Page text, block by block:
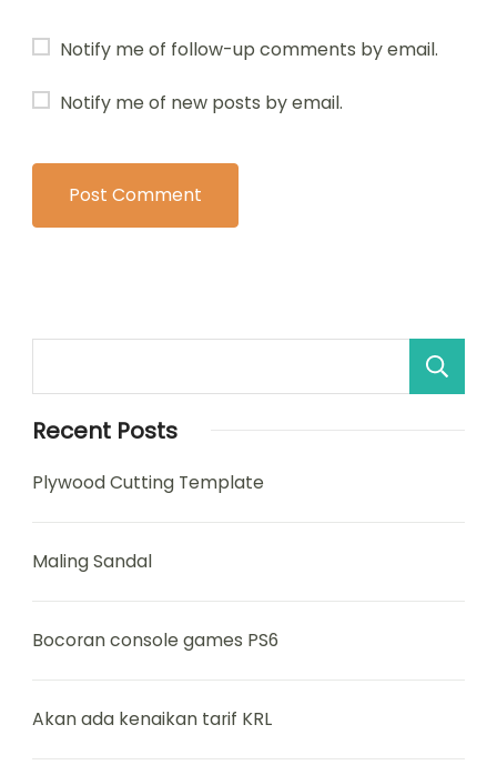
Notify me of follow-up comments by email.
Notify me of new posts by email.
Recent Posts
Plywood Cutting Template
Maling Sandal
Bocoran console games PS6
Akan ada kenaikan tarif KRL